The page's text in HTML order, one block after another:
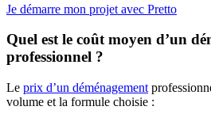
Je démarre mon projet avec Pretto
Quel est le coût moyen d’un
professionnel ?
Le prix d’un déménagement
volume et la formule choisie :